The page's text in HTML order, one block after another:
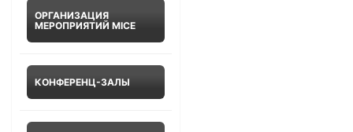
ОРГАНИЗАЦИЯ
МЕРОПРИЯТИЙ MICE
КОНФЕРЕНЦ-ЗАЛЫ